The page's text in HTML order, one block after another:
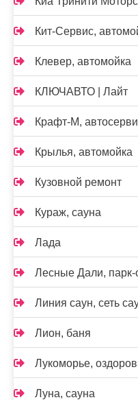
Кит-Сервис,
Клевер, автомойка
КЛЮЧАВТО | Лайт
Крафт-М,
Крылья, автомойка
Кузовной ремонт
Кураж, сауна
Лада
Лесные Дали, парк-
Линия саун, сеть
Лион, баня
Лукоморье,
Луна, сауна